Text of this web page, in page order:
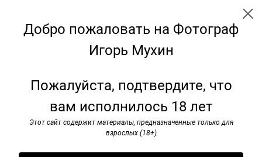
Добро пожаловать на Фотограф
Игорь Мухин
Пожалуйста, подтвердите, что
вам исполнилось 18 лет
Этот сайт содержит материалы, предназначенные только для
взрослых (18+)
Париж. Конец века. 1999